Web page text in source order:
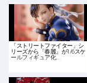
「ストリートファイター」シ
リーズから「春麗」が1/6スケ
ールフィギュア化…